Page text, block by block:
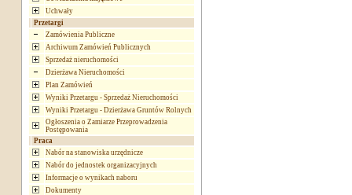
Uchwały
Przetargi
Zamówienia Publiczne
Archiwum Zamówień Publicznych
Sprzedaż nieruchomości
Dzierżawa Nieruchomości
Plan Zamówień
Wyniki Przetargu - Sprzedaż Nieruchomości
Wyniki Przetargu - Dzierżawa Gruntów Rolnych
Ogłoszenia o Zamiarze Przeprowadzenia
Postępowania
Praca
Nabór na stanowiska urzędnicze
Nabór do jednostek organizacyjnych
Informacje o wynikach naboru
Dokumenty